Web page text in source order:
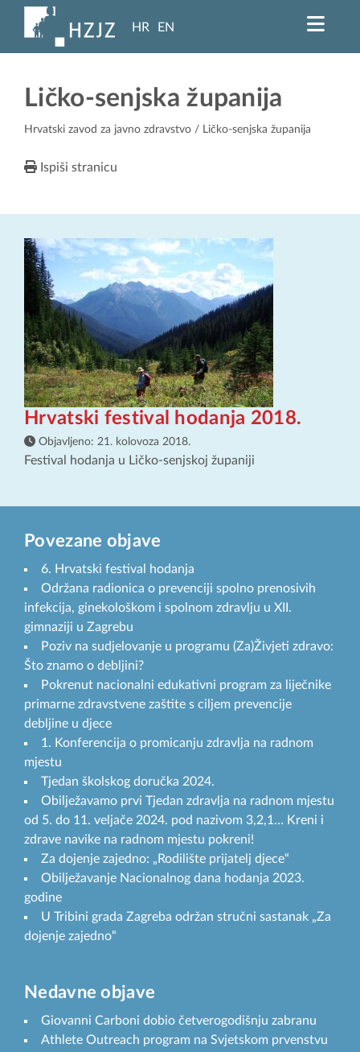
HR EN
Ličko-senjska županija
Hrvatski zavod za javno zdravstvo / Ličko-senjska županija
Ispiši stranicu
Hrvatski festival hodanja 2018.
Objavljeno: 21. kolovoza 2018.
Festival hodanja u Ličko-senjskoj županiji
Povezane objave
6. Hrvatski festival hodanja
Održana radionica o prevenciji spolno prenosivih
infekcija, ginekološkom i spolnom zdravlju u XII.
gimnaziji u Zagrebu
Poziv na sudjelovanje u programu (Za)Živjeti zdravo:
Što znamo o debljini?
Pokrenut nacionalni edukativni program za liječnike
primarne zdravstvene zaštite s ciljem prevencije
debljine u djece
1. Konferencija o promicanju zdravlja na radnom
mjestu
Tjedan školskog doručka 2024.
Obilježavamo prvi Tjedan zdravlja na radnom mjestu
od 5. do 11. veljače 2024. pod nazivom 3,2,1… Kreni i
zdrave navike na radnom mjestu pokreni!
Za dojenje zajedno: „Rodilište prijatelj djece“
Obilježavanje Nacionalnog dana hodanja 2023.
godine
U Tribini grada Zagreba održan stručni sastanak „Za
dojenje zajedno“
Nedavne objave
Giovanni Carboni dobio četverogodišnju zabranu
Athlete Outreach program na Svjetskom prvenstvu